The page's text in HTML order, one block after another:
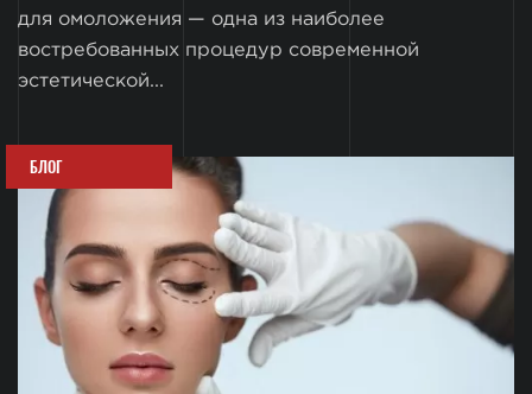
для омоложения — одна из наиболее
востребованных процедур современной
эстетической...
БЛОГ